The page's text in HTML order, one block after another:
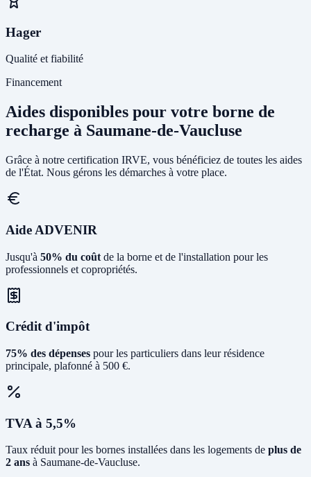
Hager
Qualité et fiabilité
Financement
Aides disponibles pour votre borne de
recharge à Saumane-de-Vaucluse
Grâce à notre certification IRVE, vous bénéficiez de toutes les aides
de l'État. Nous gérons les démarches à votre place.
Aide ADVENIR
Jusqu'à 50% du coût de la borne et de l'installation pour les
professionnels et copropriétés.
Crédit d'impôt
75% des dépenses pour les particuliers dans leur résidence
principale, plafonné à 500 €.
TVA à 5,5%
Taux réduit pour les bornes installées dans les logements de plus de
2 ans à Saumane-de-Vaucluse.